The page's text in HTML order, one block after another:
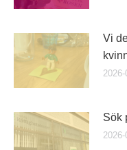
Vi
Sök